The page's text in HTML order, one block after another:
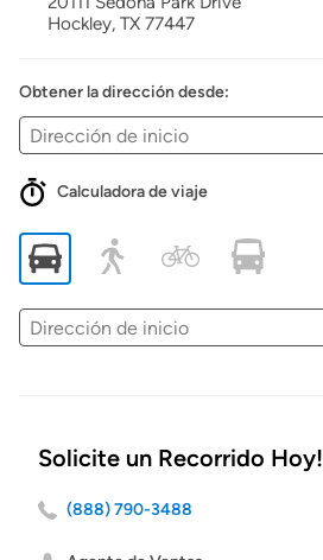
Hockley, TX 77447
Obtener la dirección desde:
Calculadora de viaje
Dirección
de
Calcular
Solicite un Recorrido Hoy!
(888) 790-3488